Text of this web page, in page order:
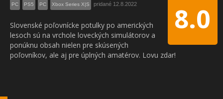
8.0
PC PS5 PC Xbox Series X|S pridané 12.8.2022
Slovenské poľovnícke potulky po amerických
lesoch sú na vrchole loveckých simulátorov a
ponúknu obsah nielen pre skúsených
poľovníkov, ale aj pre úplných amatérov. Lovu zdar!